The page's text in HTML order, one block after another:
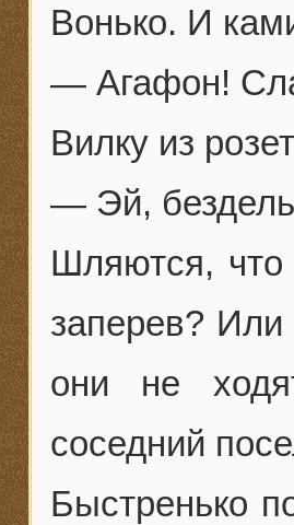
Вонько. И
— Агафон!
Вилку из
— Эй,
Шляются,
заперев?
они не
соседний
Быстренько